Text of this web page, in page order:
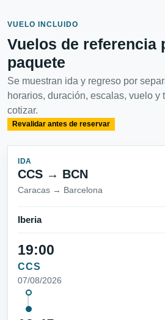
VUELO INCLUIDO
Vuelos de referencia
paquete
Se muestran ida y regreso por
horarios, duración, escalas, vuelo y
cotizar.
Revalidar antes de reservar
IDA
CCS → BCN
Caracas → Barcelona
Iberia
19:00
CCS
07/08/2026